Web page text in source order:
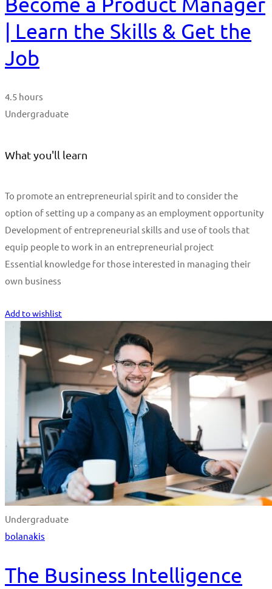
| Learn the Skills & Get the
Job
4.5 hours
Undergraduate
What you'll learn
To promote an entrepreneurial spirit and to consider the
option of setting up a company as an employment opportunity
Development of entrepreneurial skills and use of tools that
equip people to work in an entrepreneurial project
Essential knowledge for those interested in managing their
own business
Add to wishlist
Undergraduate
bolanakis
The Business Intelligence